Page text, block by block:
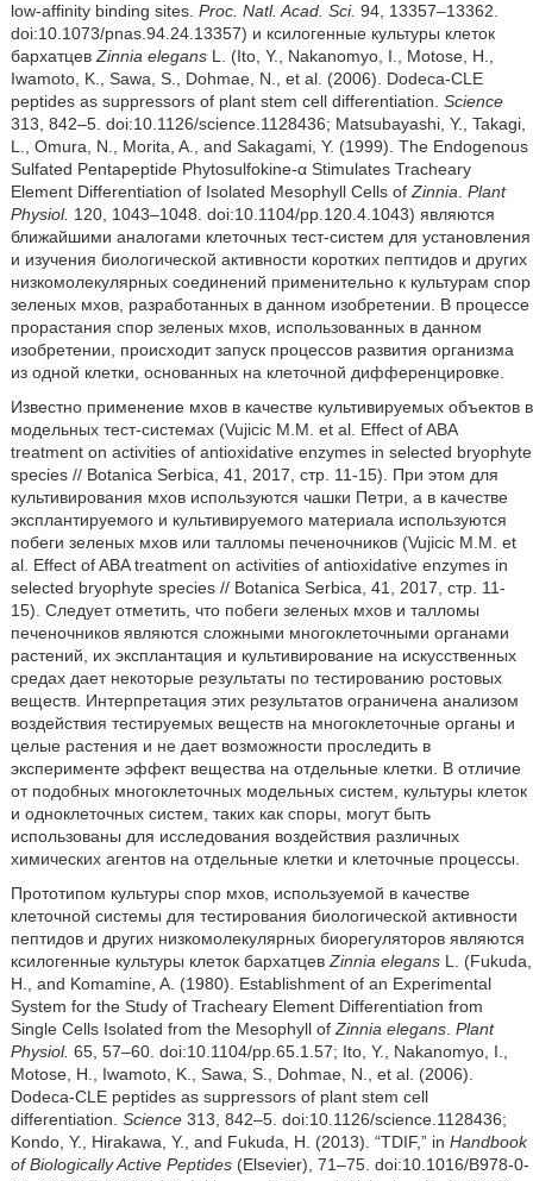
low-affinity binding sites. Proc. Natl. Acad. Sci. 94, 13357–13362.
doi:10.1073/pnas.94.24.13357) и ксилогенные культуры клеток
бархатцев Zinnia elegans L. (Ito, Y., Nakanomyo, I., Motose, H.,
Iwamoto, K., Sawa, S., Dohmae, N., et al. (2006). Dodeca-CLE
peptides as suppressors of plant stem cell differentiation. Science
313, 842–5. doi:10.1126/science.1128436; Matsubayashi, Y., Takagi,
L., Omura, N., Morita, A., and Sakagami, Y. (1999). The Endogenous
Sulfated Pentapeptide Phytosulfokine-α Stimulates Tracheary
Element Differentiation of Isolated Mesophyll Cells of Zinnia Plant
Physiol. 120, 1043–1048. doi:10.1104/pp.120.4.1043) являются
ближайшими аналогами клеточных тест-систем для установления
и изучения биологической активности коротких пептидов и других
низкомолекулярных соединений применительно к культурам спор
зеленых мхов, разработанных в данном изобретении. В процессе
прорастания спор зеленых мхов, использованных в данном
изобретении, происходит запуск процессов развития организма
из одной клетки, основанных на клеточной дифференцировке.
Известно применение мхов в качестве культивируемых объектов в
модельных тест-системах (Vujicic М.М. et al. Effect of ABA
treatment on activities of antioxidative enzymes in selected bryophyte
species // Botanica Serbica, 41, 2017, стр. 11-15). При этом для
культивирования мхов используются чашки Петри, а в качестве
эксплантируемого и культивируемого материала используются
побеги зеленых мхов или талломы печеночников (Vujicic М.М. et
al. Effect of ABA treatment on activities of antioxidative enzymes in
selected bryophyte species // Botanica Serbica, 41, 2017, стр. 11-
15). Следует отметить, что побеги зеленых мхов и талломы
печеночников являются сложными многоклеточными органами
растений, их эксплантация и культивирование на искусственных
средах дает некоторые результаты по тестированию ростовых
веществ. Интерпретация этих результатов ограничена анализом
воздействия тестируемых веществ на многоклеточные органы и
целые растения и не дает возможности проследить в
эксперименте эффект вещества на отдельные клетки. В отличие
от подобных многоклеточных модельных систем, культуры клеток
и одноклеточных систем, таких как споры, могут быть
использованы для исследования воздействия различных
химических агентов на отдельные клетки и клеточные процессы.
Прототипом культуры спор мхов, используемой в качестве
клеточной системы для тестирования биологической активности
пептидов и других низкомолекулярных биорегуляторов являются
ксилогенные культуры клеток бархатцев Zinnia elegans L. (Fukuda,
H., and Komamine, A. (1980). Establishment of an Experimental
System for the Study of Tracheary Element Differentiation from
Single Cells Isolated from the Mesophyll of Zinnia elegans. Plant
Physiol. 65, 57–60. doi:10.1104/pp.65.1.57; Ito, Y., Nakanomyo, I.,
Motose, H., Iwamoto, K., Sawa, S., Dohmae, N., et al. (2006).
Dodeca-CLE peptides as suppressors of plant stem cell
differentiation. Science 313, 842–5. doi:10.1126/science.1128436;
Kondo, Y., Hirakawa, Y., and Fukuda, H. (2013). “TDIF,” in Handbook
of Biologically Active Peptides (Elsevier), 71–75. doi:10.1016/B978-0-